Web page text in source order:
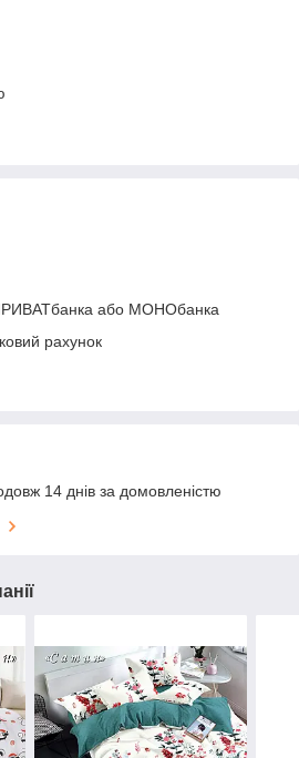
або МОНОбанка
рахунок
14 днів за домовленістю